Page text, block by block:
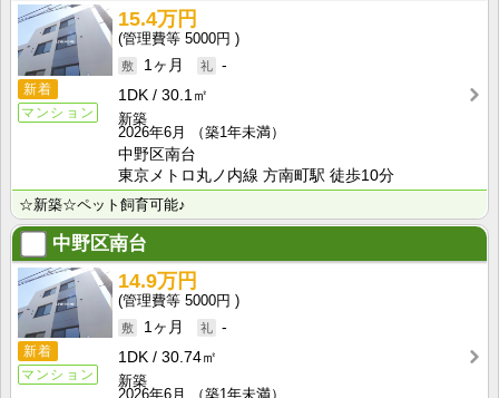
新着
マンション
15.4万円
5000円
1ヶ月
-
1DK
30.1㎡
新築
2026年6月
（築1年未満）
中野区南台
東京メトロ丸ノ内線 方南町駅 徒歩10分
☆新築☆ペット飼育可能♪
中野区南台
新着
マンション
14.9万円
5000円
1ヶ月
-
1DK
30.74㎡
新築
2026年6月
（築1年未満）